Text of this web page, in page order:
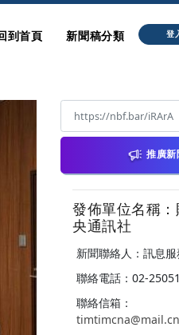
到首頁 新聞稿分類 登
推廣新
發佈單位名稱
央通訊社
新聞聯絡人：訊息
聯絡電話：02-
聯絡信箱：